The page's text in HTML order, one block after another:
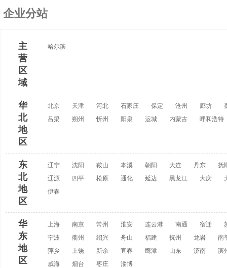
企业分站
主
营
区
域
哈尔滨
华
北
地
区
北京 天津 河北 石家庄 保定 沧州 廊坊
吕梁
朔州 忻州 阳泉 运城 内蒙古 呼和浩特
东
北
地
区
辽宁 沈阳 鞍山 本溪 朝阳 大连 丹东
抚
辽源
四平 松原 通化 延边 黑龙江 大庆
伊春
华
东
地
区
上海 南京 常州 淮安 连云港 南通 宿迁
宁波
衢州 绍兴 舟山 福建 抚州 龙岩
南
萍乡
上饶 新余 宜春 鹰潭 山东 济南
滨
威海
烟台 枣庄 淄博